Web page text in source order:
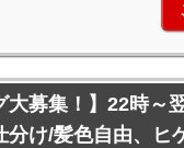
大募集！】22時～
分け/髪色自由、ヒ